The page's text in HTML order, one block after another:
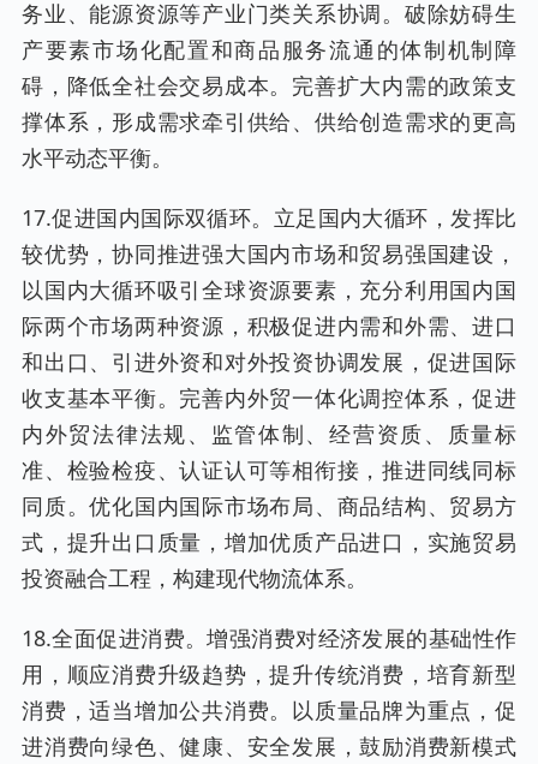
务业、能源资源等产业门类关系协调。破除妨碍生
产要素市场化配置和商品服务流通的体制机制障
碍，降低全社会交易成本。完善扩大内需的政策支
撑体系，形成需求牵引供给、供给创造需求的更高
水平动态平衡。
17.促进国内国际双循环。立足国内大循环，发挥比
较优势，协同推进强大国内市场和贸易强国建设，
以国内大循环吸引全球资源要素，充分利用国内国
际两个市场两种资源，积极促进内需和外需、进口
和出口、引进外资和对外投资协调发展，促进国际
收支基本平衡。完善内外贸一体化调控体系，促进
内外贸法律法规、监管体制、经营资质、质量标
准、检验检疫、认证认可等相衔接，推进同线同标
同质。优化国内国际市场布局、商品结构、贸易方
式，提升出口质量，增加优质产品进口，实施贸易
投资融合工程，构建现代物流体系。
18.全面促进消费。增强消费对经济发展的基础性作
用，顺应消费升级趋势，提升传统消费，培育新型
消费，适当增加公共消费。以质量品牌为重点，促
进消费向绿色、健康、安全发展，鼓励消费新模式